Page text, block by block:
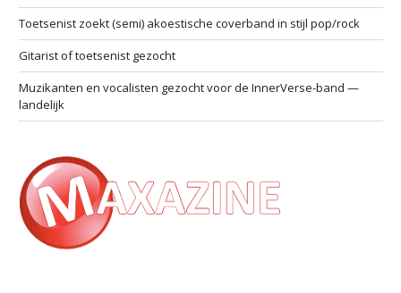
Toetsenist zoekt (semi) akoestische coverband in stijl pop/rock
Gitarist of toetsenist gezocht
Muzikanten en vocalisten gezocht voor de InnerVerse-band —
landelijk